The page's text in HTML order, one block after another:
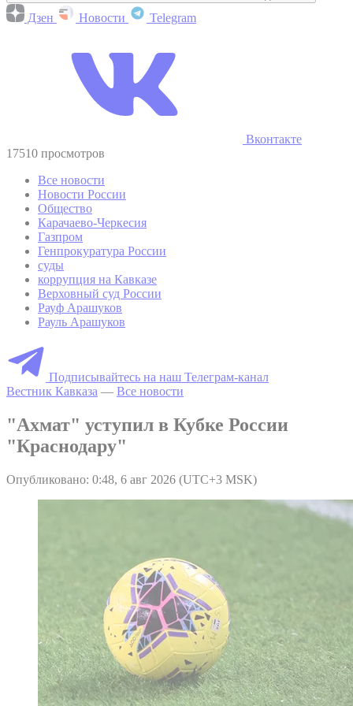
Дзен Новости Telegram
Вконтакте
17510 просмотров
Все новости
Новости России
Общество
Карачаево-Черкесия
Газпром
Генпрокуратура России
суды
коррупция на Кавказе
Верховный суд России
Рауф Арашуков
Рауль Арашуков
Подписывайтесь на наш Телеграм-канал
Вестник Кавказа — Все новости
"Ахмат" уступил в Кубке России
"Краснодару"
Опубликовано: 0:48, 6 авг 2026 (UTC+3 MSK)